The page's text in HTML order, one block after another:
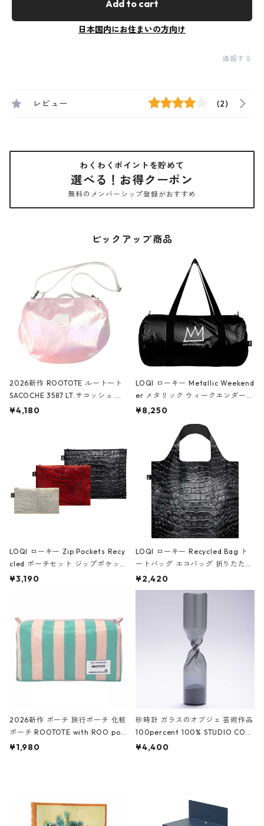
Add to cart
日本国内にお住まいの方向け
通報する
レビュー (2)
わくわくポイントを貯めて
選べる！お得クーポン
無料のメンバーシップ登録がおすすめ
ピックアップ商品
2026新作 ROOTOTE ルートート
SACOCHE 3587 LT.サコッシュ.ル
ミエ-B ショルダーバッグ グロスピ
¥4,180
LOQI ローキー Metallic Weekend
er メタリック ウィークエンダー
ボストンバッグ ショルダーバッグ
Black ジャン=ミッシェル・バスキ
ア/クラウン ブラック
¥8,250
LOQI ローキー Zip Pockets Recy
cled ポーチセット ジップポケット
ファスナーポーチ 撥水加工 トラベ
ーガンディー、オフホワイト
¥3,190
LOQI ローキー Recycled Bag ト
ートバッグ エコバッグ 折りたたみ
大きめ 撥水加工 収納ポーチ CRO
CODILE/Black クロコダイル/ブラ
¥2,420
2026新作 ポーチ 旅行ポーチ 化粧
ポーチ ROOTOTE with ROO pou
ch 3532 ルートート WR.ポーチ.ラ
¥1,980
砂時計 ガラスのオブジェ 芸術作品
100percent 100% STUDIO COH
AKU Timeless 100パーセント ス
¥4,400